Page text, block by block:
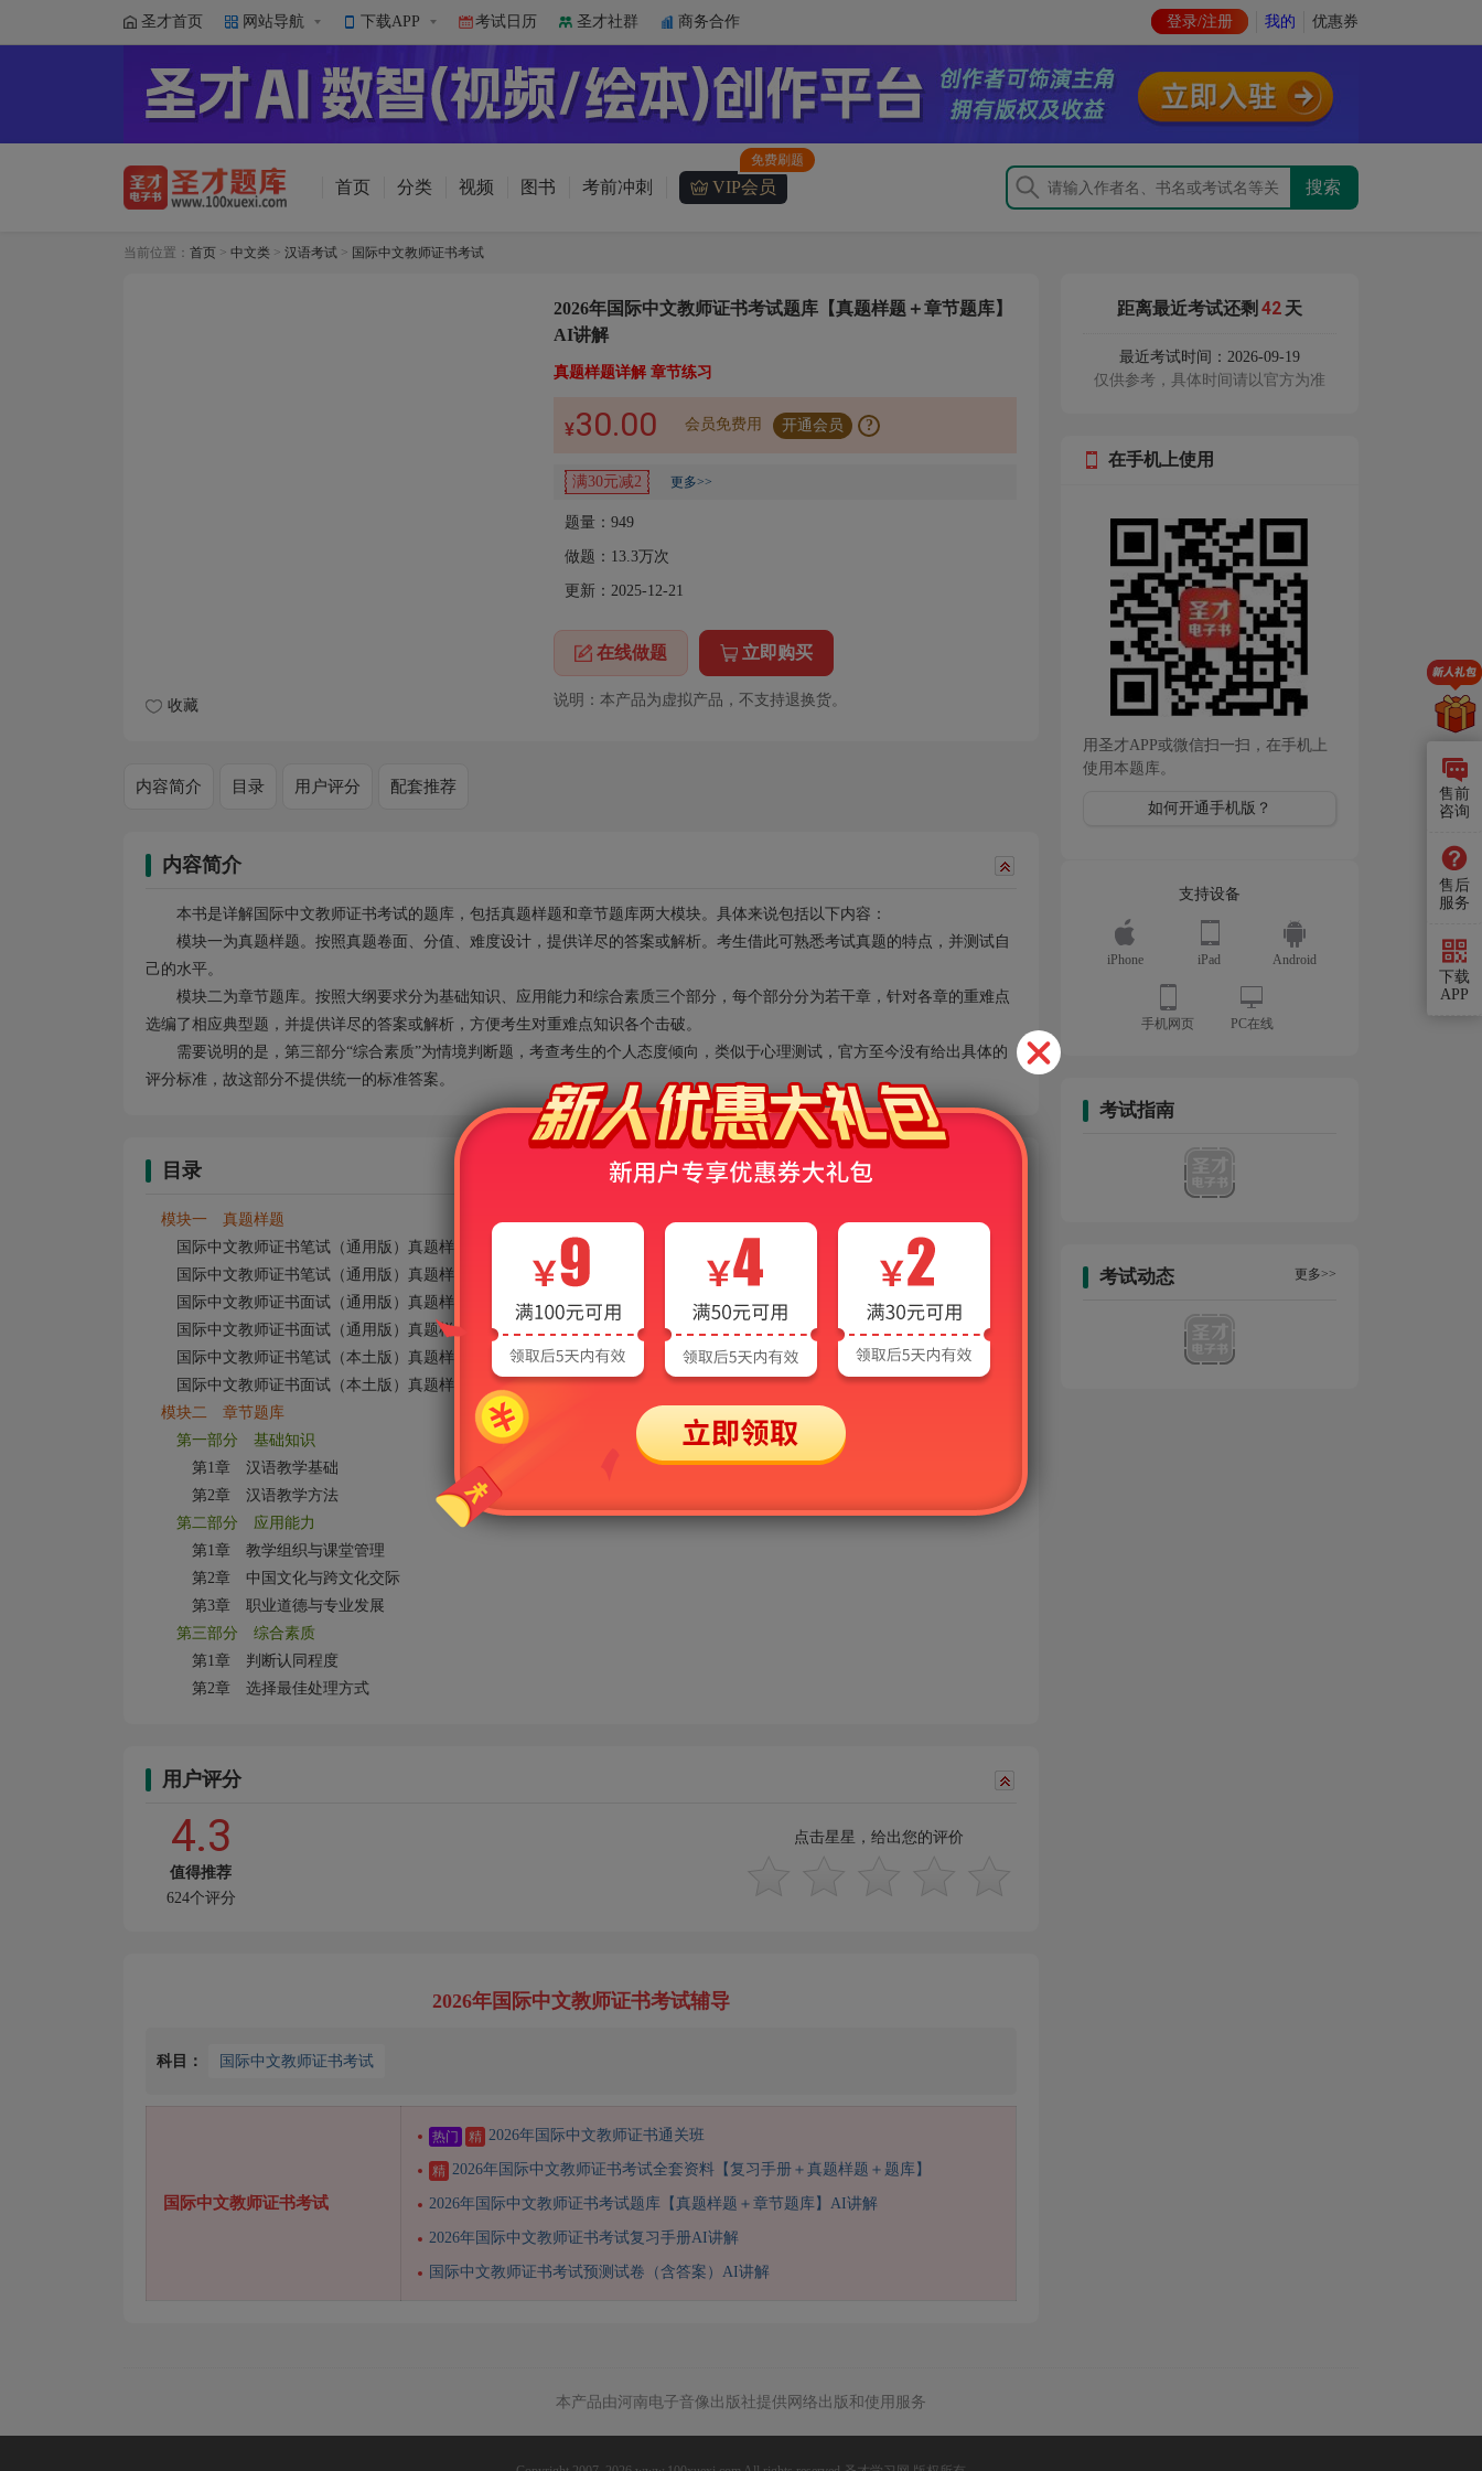
圣才首页 网站导航 下载APP 考试日历 圣才社群 商务合作 登录/注册 我的 优惠券
首页 分类 视频 图书 考前冲刺 VIP会员
当前位置： 首页 > 中文类 > 汉语考试 > 国际中文教师证书考试
收藏
2026年国际中文教师证书考试题库【真题样题＋章节题库】
AI讲解
真题样题详解 章节练习
¥30.00 会员免费用 开通会员 ?
满30元减2 更多>>
题量：949
做题： 13.3万次
更新：2025-12-21
在线做题 立即购买
说明：本产品为虚拟产品，不支持退换货。
内容简介 目录 用户评分 配套推荐
内容简介
本书是详解国际中文教师证书考试的题库，包括真题样题和章节题库两大模块。具体来说包括以下内容：
模块一为真题样题。按照真题卷面、分值、难度设计，提供详尽的答案或解析。考生借此可熟悉考试真题的特点，并测试自
己的水平。
模块二为章节题库。按照大纲要求分为基础知识、应用能力和综合素质三个部分，每个部分分为若干章，针对各章的重难点
选编了相应典型题，并提供详尽的答案或解析，方便考生对重难点知识各个击破。
需要说明的是，第三部分“综合素质”为情境判断题，考查考生的个人态度倾向，类似于心理测试，官方至今没有给出具体的
评分标准，故这部分不提供统一的标准答案。
目录
模块一 真题样题
国际中文教师证书笔试（通用版）真题样题（一）及详解
国际中文教师证书笔试（通用版）真题样题（二）及详解
国际中文教师证书面试（通用版）真题样题（一）及答案
国际中文教师证书面试（通用版）真题样题（二）及答案
国际中文教师证书笔试（本土版）真题样题及详解
国际中文教师证书面试（本土版）真题样题及答案
模块二 章节题库
第一部分 基础知识
第1章 汉语教学基础
第2章 汉语教学方法
第二部分 应用能力
第1章 教学组织与课堂管理
第2章 中国文化与跨文化交际
第3章 职业道德与专业发展
第三部分 综合素质
第1章 判断认同程度
第2章 选择最佳处理方式
用户评分
4.3
值得推荐
624个评分
点击星星，给出您的评价
2026年国际中文教师证书考试辅导
科目： 国际中文教师证书考试
国际中文教师证书考试
热门 精 2026年国际中文教师证书通关班
精 2026年国际中文教师证书考试全套资料【复习手册＋真题样题＋题库】
2026年国际中文教师证书考试题库【真题样题＋章节题库】AI讲解
2026年国际中文教师证书考试复习手册AI讲解
国际中文教师证书考试预测试卷（含答案）AI讲解
距离最近考试还剩 42 天
最近考试时间：2026-09-19
仅供参考，具体时间请以官方为准
在手机上使用
用圣才APP或微信扫一扫，在手机上
使用本题库。
如何开通手机版？
支持设备
iPhone iPad Android
手机网页 PC在线
考试指南
考试动态 更多>>
本产品由河南电子音像出版社提供网络出版和使用服务
售前
咨询
售后
服务
下载
APP